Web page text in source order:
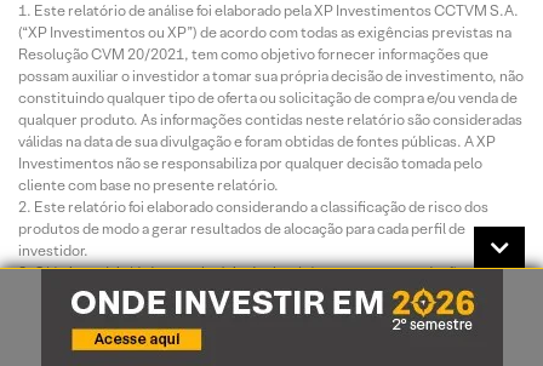
Este relatório de análise foi elaborado pela XP Investimentos CCTVM S.A.
(“XP Investimentos ou XP”) de acordo com todas as exigências previstas na
Resolução CVM 20/2021, tem como objetivo fornecer informações que
possam auxiliar o investidor a tomar sua própria decisão de investimento, não
constituindo qualquer tipo de oferta ou solicitação de compra e/ou venda de
qualquer produto. As informações contidas neste relatório são consideradas
válidas na data de sua divulgação e foram obtidas de fontes públicas. A XP
Investimentos não se responsabiliza por qualquer decisão tomada pelo
cliente com base no presente relatório.
Este relatório foi elaborado considerando a classificação de risco dos
produtos de modo a gerar resultados de alocação para cada perfil de
investidor.
O(s) signatário(s) deste relatório declara(m) que as recomendações
refletem única e exclusivamente suas análises e opiniões pessoais, que
foram produzidas de forma independente, inclusive em relação à XP
Investimentos e que estão sujeitas a modificações sem aviso prévio em
decorrência de alterações nas condições de mercado, e que sua(s)